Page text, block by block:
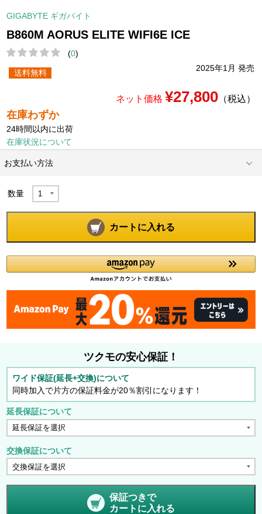
GIGABYTE ギガバイト
B860M AORUS ELITE WIFI6E ICE
(0)
2025年1月 発売
送料無料
ネット価格 ¥27,800（税込）
在庫わずか
24時間以内に出荷
在庫状況について
お支払い方法
数量
カートに入れる
ツクモの安心保証！
ワイド保証(延長+交換)について
同時加入で片方の保証料金が20％割引になります！
延長保証について
交換保証について
保証つきで
カートに入れる